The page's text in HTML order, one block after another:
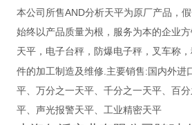
本公司所售AND分析天平为原厂产品，
始终以产品质量为根，服务为本的企业
天平，电子台秤，防爆电子秤，叉车称
件的加工制造及维修.主要销售 : 国内外进
平、万分之一天平、千分之一天平、百
平、声光报警天平、工业精密天平